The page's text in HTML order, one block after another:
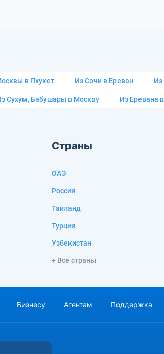
в Пхукет Из Сочи в Ереван Из
Сухум, Бабушары в Москву Из Еревана
Страны
ОАЭ
Россия
Таиланд
Турция
Узбекистан
+ Все страны
Бизнесу Агентам Поддержка